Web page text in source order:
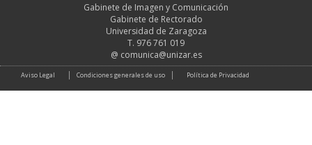
Gabinete de Imagen y Comunicación
Gabinete de Rectorado
Universidad de Zaragoza
T. 976 761 019
@ comunica@unizar.es
Aviso Legal Condiciones generales de uso Política de Privacidad